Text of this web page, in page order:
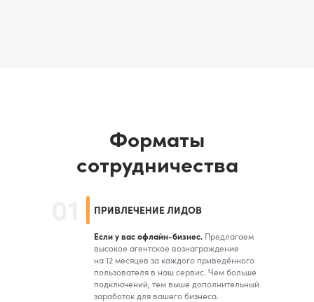
Если у вас офлайн-бизнес. Предлагаем
высокое агентское вознаграждение
на 12 месяцев за каждого приведённого
пользователя в наш сервис. Чем больше
подключений, тем выше дополнительный
заработок для вашего бизнеса.
ПРИВЛЕЧЕНИЕ ЛИДОВ
Форматы
сотрудничества